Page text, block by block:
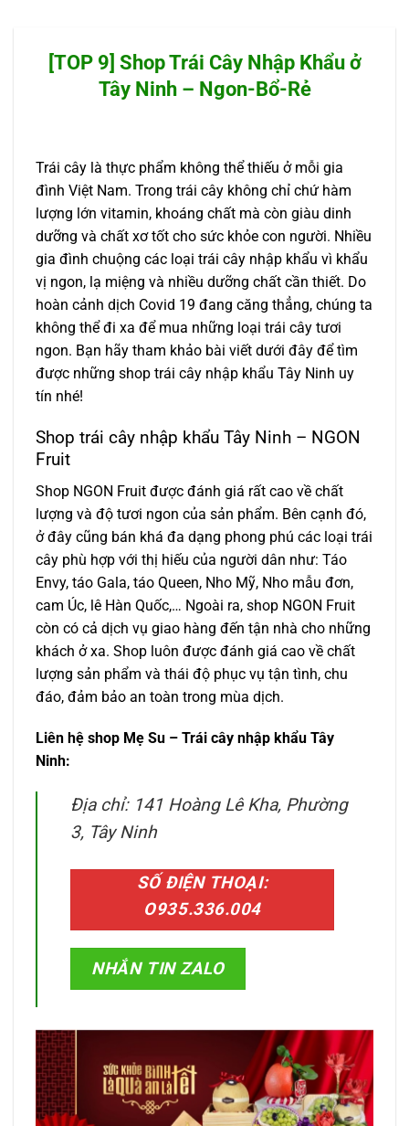
[TOP 9] Shop Trái Cây Nhập Khẩu ở
Tây Ninh – Ngon-Bổ-Rẻ
Trái cây là thực phẩm không thể thiếu ở mỗi gia
đình Việt Nam. Trong trái cây không chỉ chứ hàm
lượng lớn vitamin, khoáng chất mà còn giàu dinh
dưỡng và chất xơ tốt cho sức khỏe con người. Nhiều
gia đình chuộng các loại trái cây nhập khẩu vì khẩu
vị ngon, lạ miệng và nhiều dưỡng chất cần thiết. Do
hoàn cảnh dịch Covid 19 đang căng thẳng, chúng ta
không thể đi xa để mua những loại trái cây tươi
ngon. Bạn hãy tham khảo bài viết dưới đây để tìm
được những shop trái cây nhập khẩu Tây Ninh uy
tín nhé!
Shop trái cây nhập khẩu Tây Ninh – NGON
Fruit
Shop NGON Fruit được đánh giá rất cao về chất
lượng và độ tươi ngon của sản phẩm. Bên cạnh đó,
ở đây cũng bán khá đa dạng phong phú các loại trái
cây phù hợp với thị hiếu của người dân như: Táo
Envy, táo Gala, táo Queen, Nho Mỹ, Nho mẫu đơn,
cam Úc, lê Hàn Quốc,… Ngoài ra, shop NGON Fruit
còn có cả dịch vụ giao hàng đến tận nhà cho những
khách ở xa. Shop luôn được đánh giá cao về chất
lượng sản phẩm và thái độ phục vụ tận tình, chu
đáo, đảm bảo an toàn trong mùa dịch.
Liên hệ shop Mẹ Su – Trái cây nhập khẩu Tây
Ninh:
Địa chỉ: 141 Hoàng Lê Kha, Phường
3, Tây Ninh
SỐ ĐIỆN THOẠI:
O935.336.004
NHẮN TIN ZALO